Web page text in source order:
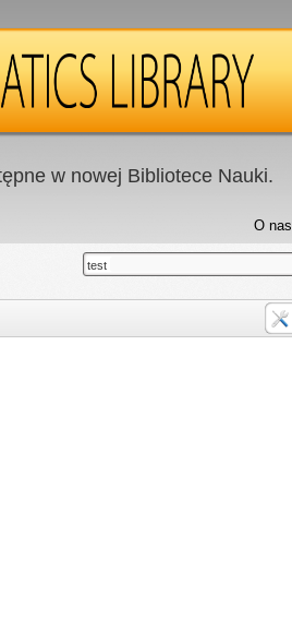
w nowej Bibliotece Nauki.
O nas
test